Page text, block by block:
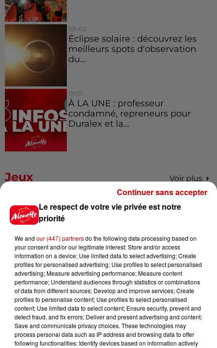
15h02
Éclipse solaire : découvrez les
meilleurs spots d'observation
du...
11h51
À LA UNE : professeur
condamné, repreneurs pour
Duralex et la...
Jeux Voir plus
Le Duel - Gagnez vos entrées
pour l'un des zoos de nos
Gagnez vos places pour le
Festival du Roi Arthur 2026 !
Gagnez vos entrées pour le
Musée du Sport Automobile au
Le respect de votre vie privée est notre
priorité
We and our (447) partnersdo the following data processing based on
your consent and/or our legitimate interest: Store and/or access
information on a device; Use limited data to select advertising; Create
profiles for personalised advertising; Use profiles to select personalised
advertising; Measure advertising performance; Measure content
performance; Understand audiences through statistics or combinations
of data from different sources; Develop and improve services; Create
profiles to personalise content; Use profiles to select personalised
content; Use limited data to select content; Ensure security, prevent and
detect fraud, and fix errors; Deliver and present advertising and content;
Save and communicate privacy choices. These technologies may
process personal data such as IP address and browsing data to offer
following functionalities: Identify devices based on information actively
Continuer sans accepter